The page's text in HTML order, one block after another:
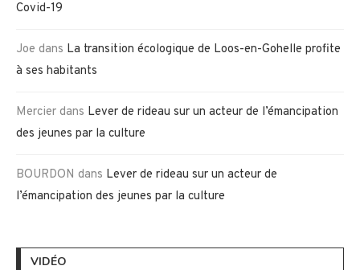
Covid-19
Joe dans La transition écologique de Loos-en-Gohelle profite
à ses habitants
Mercier dans Lever de rideau sur un acteur de l’émancipation
des jeunes par la culture
BOURDON dans Lever de rideau sur un acteur de
l’émancipation des jeunes par la culture
VIDÉO